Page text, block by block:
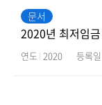
문서
2020년 최저임
연도 2020 등록일